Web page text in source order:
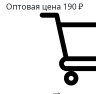
Оптовая цена 190₽